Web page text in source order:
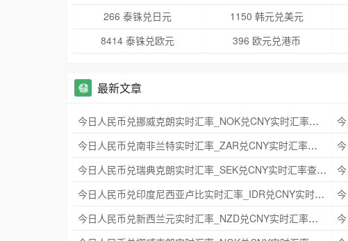
266 泰铢兑日元
1150 韩元兑美元
8414 泰铢兑欧元
396 欧元兑港币
最新文章
今日人民币兑挪威克朗实时汇率_NOK兑CNY实时汇率查询 2025年09月21日
今日人民币兑南非兰特实时汇率_ZAR兑CNY实时汇率查询 2025年09月21日
今日人民币兑瑞典克朗实时汇率_SEK兑CNY实时汇率查询 2025年09月21日
今日人民币兑印度尼西亚卢比实时汇率_IDR兑CNY实时汇率查询 2025年09月21日
今日人民币兑新西兰元实时汇率_NZD兑CNY实时汇率查询 2025年09月21日